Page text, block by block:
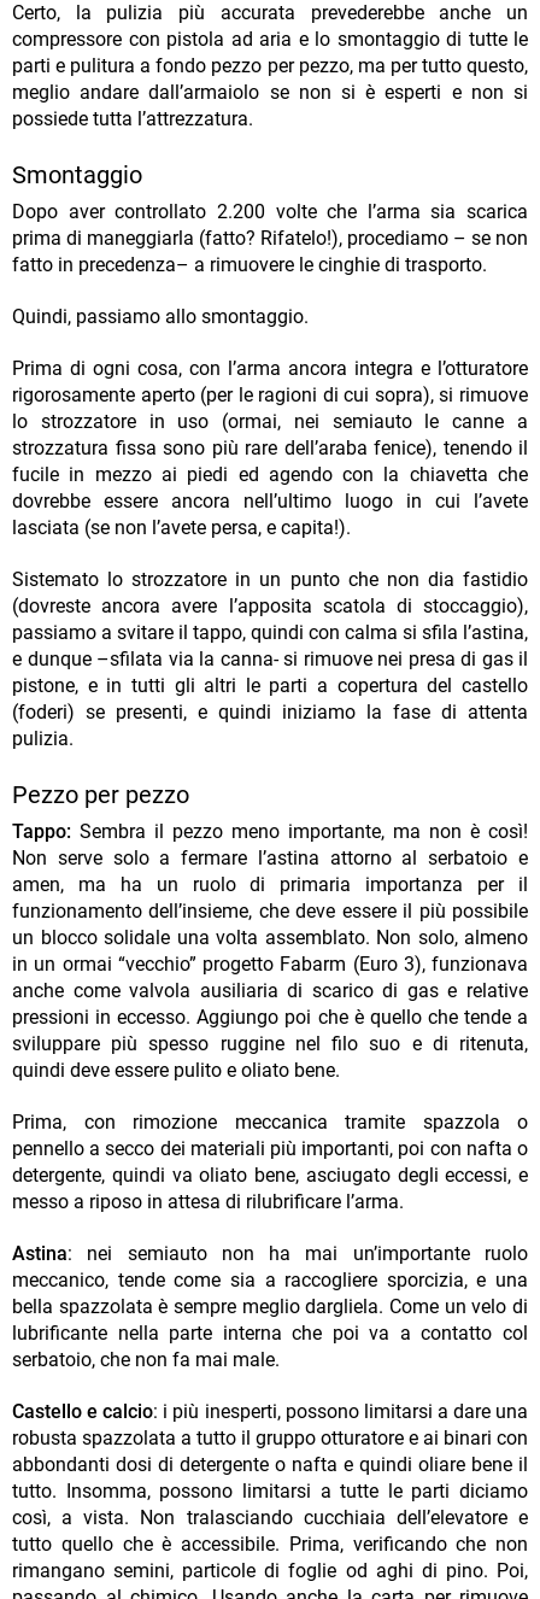
Certo, la pulizia più accurata prevederebbe anche un
compressore con pistola ad aria e lo smontaggio di tutte le
parti e pulitura a fondo pezzo per pezzo, ma per tutto questo,
meglio andare dall’armaiolo se non si è esperti e non si
possiede tutta l’attrezzatura.
Smontaggio
Dopo aver controllato 2.200 volte che l’arma sia scarica
prima di maneggiarla (fatto? Rifatelo!), procediamo – se non
fatto in precedenza– a rimuovere le cinghie di trasporto.
Quindi, passiamo allo smontaggio.
Prima di ogni cosa, con l’arma ancora integra e l’otturatore
rigorosamente aperto (per le ragioni di cui sopra), si rimuove
lo strozzatore in uso (ormai, nei semiauto le canne a
strozzatura fissa sono più rare dell’araba fenice), tenendo il
fucile in mezzo ai piedi ed agendo con la chiavetta che
dovrebbe essere ancora nell’ultimo luogo in cui l’avete
lasciata (se non l’avete persa, e capita!).
Sistemato lo strozzatore in un punto che non dia fastidio
(dovreste ancora avere l’apposita scatola di stoccaggio),
passiamo a svitare il tappo, quindi con calma si sfila l’astina,
e dunque –sfilata via la canna- si rimuove nei presa di gas il
pistone, e in tutti gli altri le parti a copertura del castello
(foderi) se presenti, e quindi iniziamo la fase di attenta
pulizia.
Pezzo per pezzo
Tappo: Sembra il pezzo meno importante, ma non è così!
Non serve solo a fermare l’astina attorno al serbatoio e
amen, ma ha un ruolo di primaria importanza per il
funzionamento dell’insieme, che deve essere il più possibile
un blocco solidale una volta assemblato. Non solo, almeno
in un ormai “vecchio” progetto Fabarm (Euro 3), funzionava
anche come valvola ausiliaria di scarico di gas e relative
pressioni in eccesso. Aggiungo poi che è quello che tende a
sviluppare più spesso ruggine nel filo suo e di ritenuta,
quindi deve essere pulito e oliato bene.
Prima, con rimozione meccanica tramite spazzola o
pennello a secco dei materiali più importanti, poi con nafta o
detergente, quindi va oliato bene, asciugato degli eccessi, e
messo a riposo in attesa di rilubrificare l’arma.
Astina: nei semiauto non ha mai un’importante ruolo
meccanico, tende come sia a raccogliere sporcizia, e una
bella spazzolata è sempre meglio dargliela. Come un velo di
lubrificante nella parte interna che poi va a contatto col
serbatoio, che non fa mai male.
Castello e calcio: i più inesperti, possono limitarsi a dare una
robusta spazzolata a tutto il gruppo otturatore e ai binari con
abbondanti dosi di detergente o nafta e quindi oliare bene il
tutto. Insomma, possono limitarsi a tutte le parti diciamo
così, a vista. Non tralasciando cucchiaia dell’elevatore e
tutto quello che è accessibile. Prima, verificando che non
rimangano semini, particole di foglie od aghi di pino. Poi,